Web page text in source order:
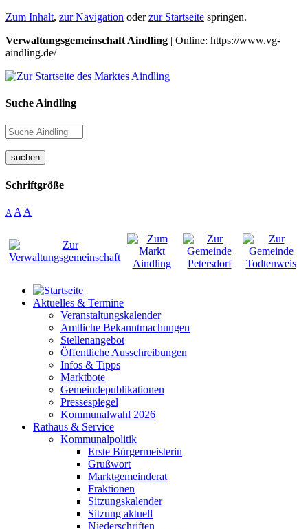
Zum Inhalt, zur Navigation oderzur Startseite springen.
Verwaltungsgemeinschaft Aindling | Online: https://www.vg-
aindling.de/
Suche Aindling
suchen
Schriftgröße
A A A
Aktuelles & Termine
Veranstaltungskalender
Amtliche Bekanntmachungen
Stellenangebot
Öffentliche Ausschreibungen
Infos & Tipps
Marktbote
Gemeindepublikationen
Pressespiegel
Kommunalwahl 2026
Rathaus & Service
Kommunalpolitik
Erste Bürgermeisterin
Grußwort
Marktgemeinderat
Fraktionen
Sitzungskalender
Sitzung aktuell
Niederschriften